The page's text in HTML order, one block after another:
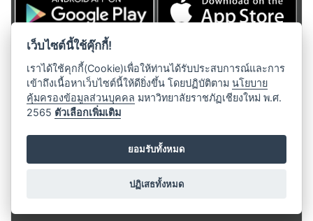
สงวนลิขสิทธิ์ 2558,
admin@cmru.ac.th
ติดต่อมหาวิทยาลัย
เลขที่ 202 ถ.ช้างเผือก ต.ช้างเผือก
อ.เมือง จ.เชียงใหม่ 50300
saraban@cmru.ac.th
เว็บไซต์นี้ใช้คุ๊กกี้!
เราได้ใช้คุกกี้(Cookie)เพื่อให้ท่านได้รับประสบการณ์และการ
เข้าถึงเนื้อหาเว็บไซต์นี้ให้ดียิ่งขึ้น โดยปฏิบัติตามนโยบาย
คุ้มครองข้อมูลส่วนบุคคล มหาวิทยาลัยราชภัฏเชียงใหม่ พ.ศ.
2565 ตัวเลือกเพิ่มเติม
ยอมรับทั้งหมด
ปฏิเสธทั้งหมด